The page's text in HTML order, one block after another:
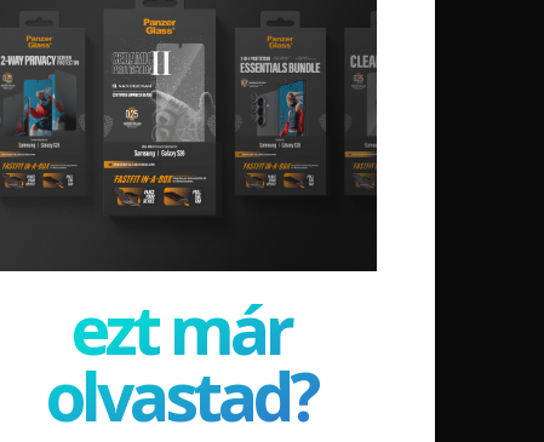
ezt már
olvastad?